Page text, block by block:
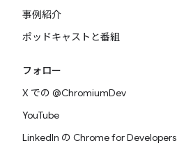
事例紹介
ポッドキャストと番組
フォロー
X での @ChromiumDev
YouTube
LinkedIn の Chrome for Developers